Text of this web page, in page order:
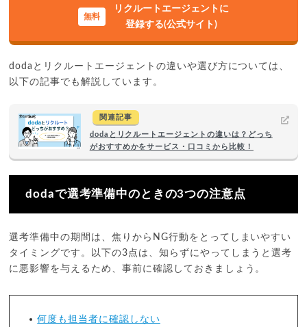
リクルートエージェントに
登録する(公式サイト)
dodaとリクルートエージェントの違いや選び方については、
以下の記事でも解説しています。
関連記事
dodaとリクルートエージェントの違いは？どっち
がおすすめかをサービス・口コミから比較！
dodaで選考準備中のときの3つの注意点
選考準備中の期間は、焦りからNG行動をとってしまいやすい
タイミングです。以下の3点は、知らずにやってしまうと選考
に悪影響を与えるため、事前に確認しておきましょう。
何度も担当者に確認しない